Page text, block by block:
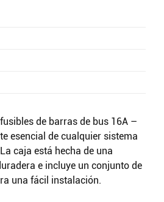
de barras de bus 16A –
esencial de cualquier sistema
caja está hecha de una
e incluye un conjunto de
una fácil instalación.